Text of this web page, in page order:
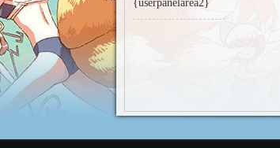
{userpanelarea2}